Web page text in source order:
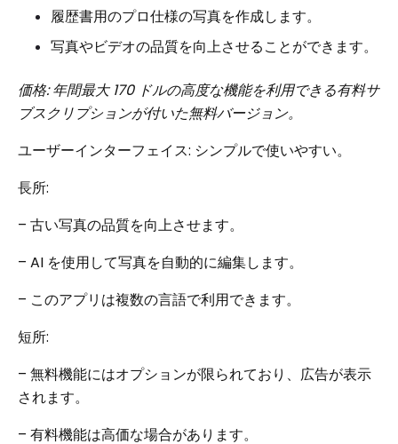
履歴書用のプロ仕様の写真を作成します。
写真やビデオの品質を向上させることができます。
価格: 年間最大 170 ドルの高度な機能を利用できる有料サ
ブスクリプションが付いた無料バージョン。
ユーザーインターフェイス: シンプルで使いやすい。
長所:
– 古い写真の品質を向上させます。
– AI を使用して写真を自動的に編集します。
– このアプリは複数の言語で利用できます。
短所:
– 無料機能にはオプションが限られており、広告が表示
されます。
– 有料機能は高価な場合があります。